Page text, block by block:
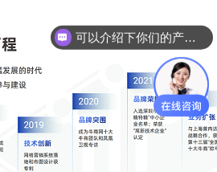
你们是怎么收费的呢？